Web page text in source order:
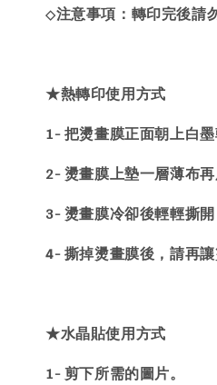
◇注意事項：轉印完後請
★熱轉印使用方式
1- 把燙畫膜正面朝上白
2- 燙畫膜上墊一層薄布
3- 燙畫膜冷卻後輕輕撕
4- 撕掉燙畫膜後，請再讓
★水晶貼使用方式
1- 剪下所需的圖片。